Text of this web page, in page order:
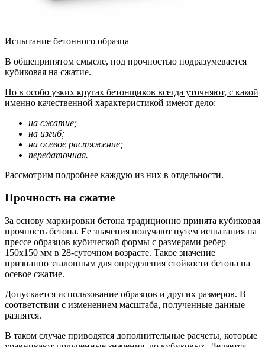
Испытание бетонного образца
В общепринятом смысле, под прочностью подразумевается
кубиковая на сжатие.
Но в особо узких кругах бетонщиков всегда уточняют, с какой
именно качественной характеристикой имеют дело:
на сжатие;
на изгиб;
на осевое растяжение;
передаточная.
Рассмотрим подробнее каждую из них в отдельности.
Прочность на сжатие
За основу маркировки бетона традиционно принята кубиковая
прочность бетона. Ее значения получают путем испытания на
прессе образцов кубической формы с размерами ребер
150х150 мм в 28-суточном возрасте. Такое значение
признанно эталонным для определения стойкости бетона на
осевое сжатие.
Допускается использование образцов и других размеров. В
соответствии с изменением масштаба, полученные данные
разнятся.
В таком случае приводятся дополнительные расчеты, которые